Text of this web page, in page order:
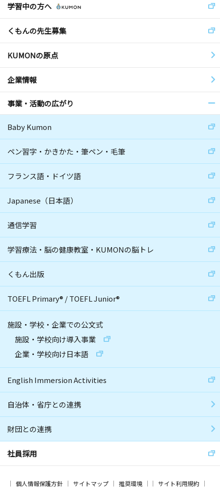
学習中の方へ
くもんの先生募集
KUMONの原点
企業情報
事業・活動の広がり
Baby Kumon
ペン習字・かきかた・筆ペン・毛筆
フランス語・ドイツ語
Japanese（日本語）
通信学習
学習療法・脳の健康教室・KUMONの脳トレ
くもん出版
TOEFL Primary® /TOEFL Junior®
施設・学校・企業での公文式
施設・学校向け導入事業
企業・学校向け日本語
English Immersion Activities
自治体・省庁との連携
財団との連携
社員採用
個人情報保護方針 サイトマップ 推奨環境 サイト利用規約